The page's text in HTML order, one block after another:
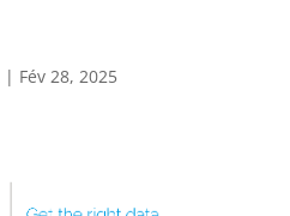
| Fév 28, 2025